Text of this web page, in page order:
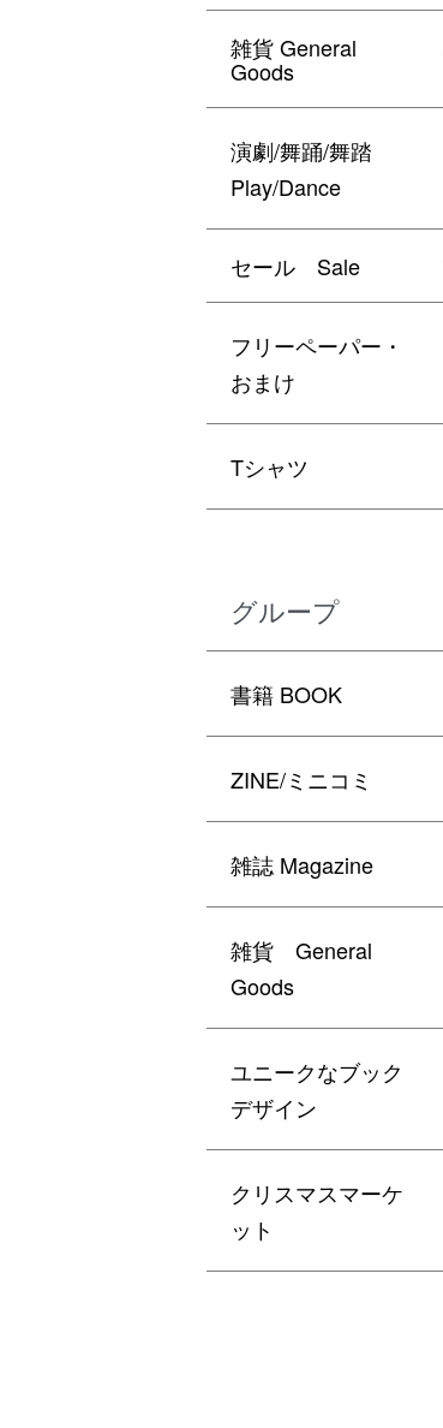
雑貨 General
Goods
演劇/舞踊/舞踏
Play/Dance
セール Sale
フリーペーパー・
おまけ
Tシャツ
グループ
書籍 BOOK
ZINE/ミニコミ
雑誌 Magazine
雑貨 General
Goods
ユニークなブック
デザイン
クリスマスマーケ
ット